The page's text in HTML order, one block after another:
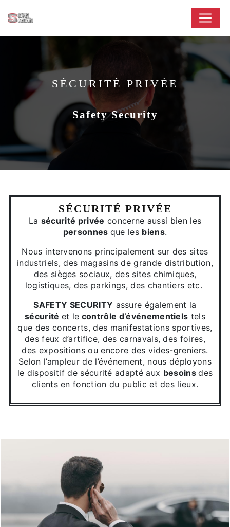
SÉCURITÉ PRIVÉE
Safety Security
SÉCURITÉ PRIVÉE
La sécurité privée concerne aussi bien les
personnes que les biens.
Nous intervenons principalement sur des sites
industriels, des magasins de grande distribution,
des sièges sociaux, des sites chimiques,
logistiques, des parkings, des chantiers etc.
SAFETY SECURITY assure également la
sécurité et le contrôle d’événementiels tels
que des concerts, des manifestations sportives,
des feux d’artifice, des carnavals, des foires,
des expositions ou encore des vides-greniers.
Selon l’ampleur de l’événement, nous déployons
le dispositif de sécurité adapté aux besoinsdes
clients en fonction du public et des lieux.